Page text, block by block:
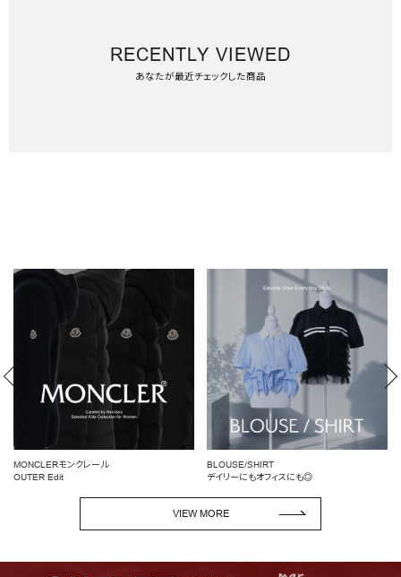
RECENTLY VIEWED
あなたが最近チェックした商品
MONCLERモンクレール
OUTER Edit
BLOUSE/SHIRT
デイリーにもオフィスにも◎
VIEW MORE